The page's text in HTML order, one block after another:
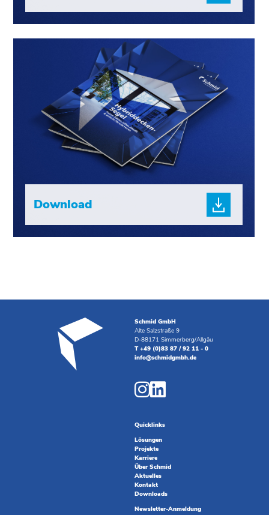
Download
Schmid GmbH
Alte Salzstraße 9
D-88171 Simmerberg/Allgäu
T +49 (0)83 87 / 92 11 - 0
info@schmidgmbh.de
Quicklinks
Lösungen
Projekte
Karriere
Über Schmid
Aktuelles
Kontakt
Downloads
Newsletter-Anmeldung